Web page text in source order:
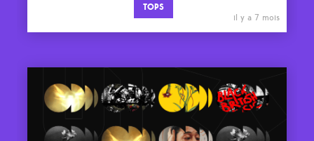
TOPS
il y a 7 mois